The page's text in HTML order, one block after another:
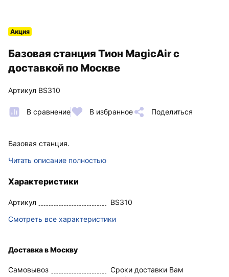
Базовая станция Тион MagicAir с
доставкой по Москве
Артикул BS310
В сравнение В избранное Поделиться
Акция
Базовая станция.
Читать описание полностью
Характеристики
Артикул
BS310
Смотреть все характеристики
Доставка в Москву
Самовывоз
Сроки доставки Вам